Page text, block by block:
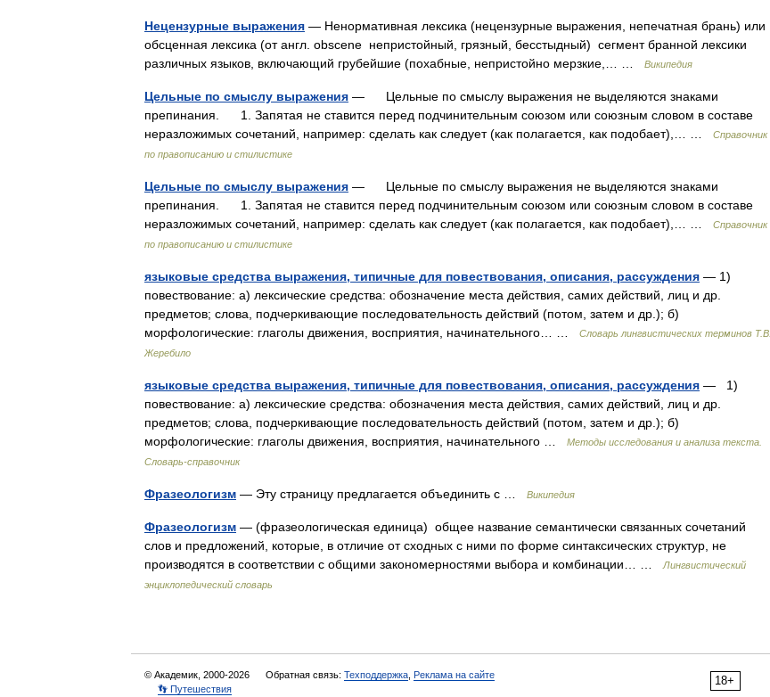
Нецензурные выражения — Ненормативная лексика (нецензурные выражения, непечатная брань) или
обсценная лексика (от англ. obscene непристойный, грязный, бесстыдный) сегмент бранной лексики
различных языков, включающий грубейшие (похабные, непристойно мерзкие,… …
Википедия
Цельные по смыслу выражения — Цельные по смыслу выражения не выделяются знаками
препинания. 1. Запятая не ставится перед подчинительным союзом или союзным словом в составе
неразложимых сочетаний, например: сделать как следует (как полагается, как подобает),… …
Справочник
по правописанию и стилистике
Цельные по смыслу выражения — Цельные по смыслу выражения не выделяются знаками
препинания. 1. Запятая не ставится перед подчинительным союзом или союзным словом в составе
неразложимых сочетаний, например: сделать как следует (как полагается, как подобает),… …
Справочник
по правописанию и стилистике
языковые средства выражения, типичные для повествования, описания, рассуждения — 1)
повествование: а) лексические средства: обозначение места действия, самих действий, лиц и др.
предметов; слова, подчеркивающие последовательность действий (потом, затем и др.); б)
морфологические: глаголы движения, восприятия, начинательного… …
Словарь лингвистических терминов Т.В.
Жеребило
языковые средства выражения, типичные для повествования, описания, рассуждения — 1)
повествование: а) лексические средства: обозначения места действия, самих действий, лиц и др.
предметов; слова, подчеркивающие последовательность действий (потом, затем и др.); б)
морфологические: глаголы движения, восприятия, начинательного …
Методы исследования и анализа текста.
Словарь-справочник
Фразеологизм — Эту страницу предлагается объединить с … Википедия
Фразеологизм — (фразеологическая единица) общее название семантически связанных сочетаний
слов и предложений, которые, в отличие от сходных с ними по форме синтаксических структур, не
производятся в соответствии с общими закономерностями выбора и комбинации… …
Лингвистический
энциклопедический словарь
18+
© Академик, 2000-2026 Обратная связь: Техподдержка Реклама на сайте
👣 Путешествия